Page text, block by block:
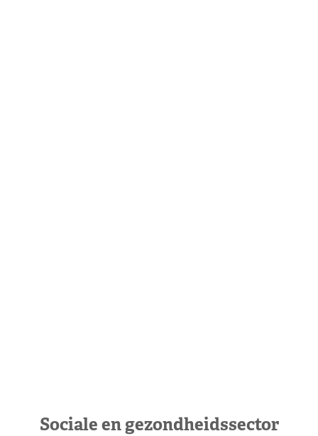
Sociale en gezondheidssector